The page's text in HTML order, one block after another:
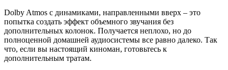
Dolby Atmos с динамиками, направленными вверх – это
попытка создать эффект объемного звучания без
дополнительных колонок. Получается неплохо, но до
полноценной домашней аудиосистемы все равно далеко. Так
что, если вы настоящий киноман, готовьтесь к
дополнительным тратам.